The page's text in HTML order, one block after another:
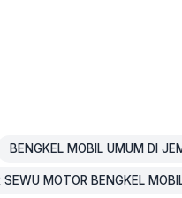
BENGKEL MOBIL UMUM DI
SEWU MOTOR BENGKEL